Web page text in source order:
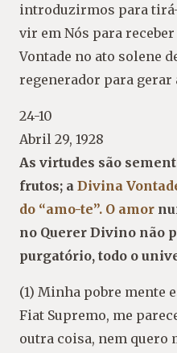
introduzirmos para
vir em Nós para
Vontade no ato solene
regenerador para gerar
24-10
Abril 29, 1928
As virtudes são
frutos; a Divina
do “amo-te”. O amor
no Querer Divino não
purgatório, todo o
(1) Minha pobre mente
Fiat Supremo, me
outra coisa, nem quero